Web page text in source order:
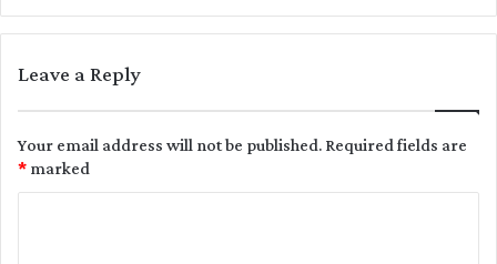
Leave a Reply
Your email address will not be published.Required fields are
marked
*